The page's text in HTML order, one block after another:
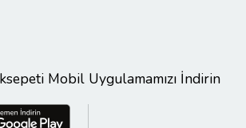
Mobil Uygulamamızı İndirin